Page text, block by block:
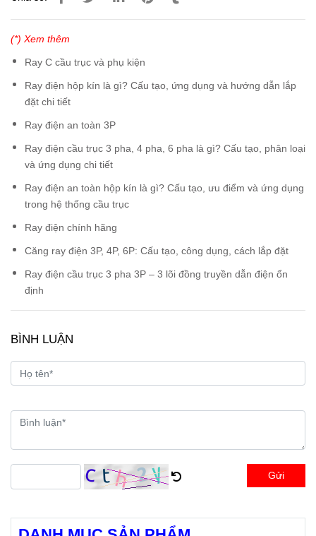
(*) Xem thêm
Ray C cầu trục và phụ kiện
Ray điện hộp kín là gì? Cấu tạo, ứng dụng và hướng dẫn lắp
đặt chi tiết
Ray điện an toàn 3P
Ray điện cầu trục 3 pha, 4 pha, 6 pha là gì? Cấu tạo, phân loại
và ứng dụng chi tiết
Ray điện an toàn hộp kín là gì? Cấu tạo, ưu điểm và ứng dụng
trong hệ thống cầu trục
Ray điện chính hãng
Căng ray điện 3P, 4P, 6P: Cấu tạo, công dụng, cách lắp đặt
Ray điện cầu trục 3 pha 3P – 3 lõi đồng truyền dẫn điện ổn
định
BÌNH LUẬN
Gửi